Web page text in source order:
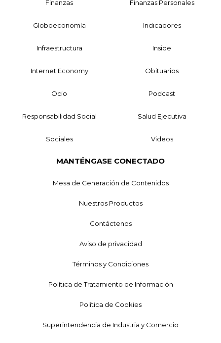
Finanzas Finanzas Personales
Globoeconomía Indicadores
Infraestructura Inside
Internet Economy Obituarios
Ocio Podcast
Responsabilidad Social Salud Ejecutiva
Sociales Videos
MANTÉNGASE CONECTADO
Mesa de Generación de Contenidos
Nuestros Productos
Contáctenos
Aviso de privacidad
Términos y Condiciones
Política de Tratamiento de Información
Política de Cookies
Superintendencia de Industria y Comercio